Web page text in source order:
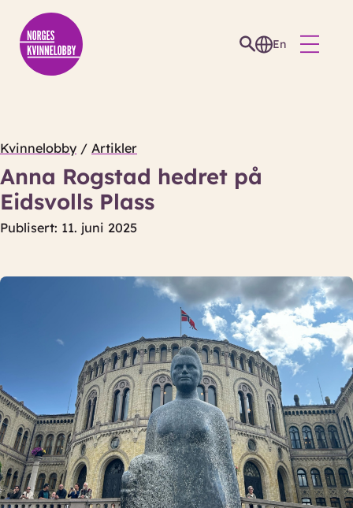
En
Kvinnelobby/ Artikler
Anna Rogstad hedret på
Eidsvolls Plass
Publisert: 11. juni 2025